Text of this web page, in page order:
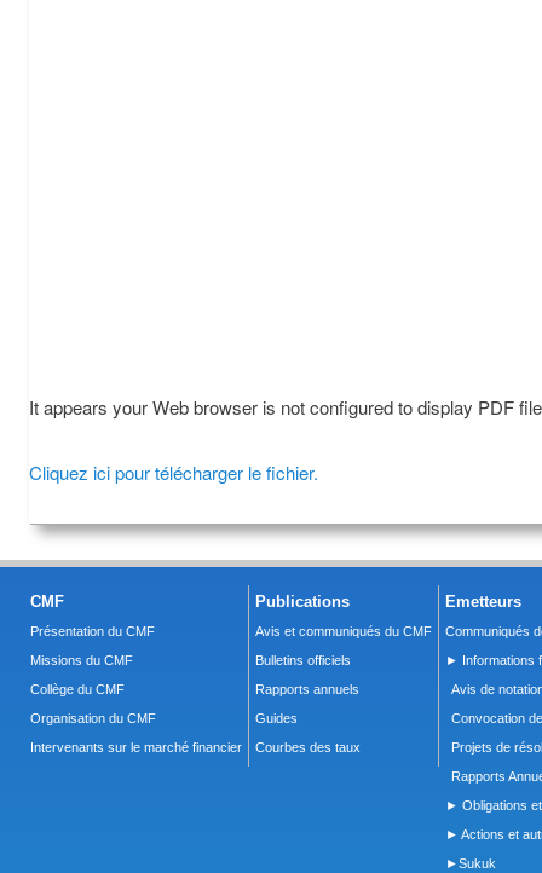
It appears your Web browser is not configured to display PDF
Cliquez ici pour télécharger le fichier.
CMF
Présentation du CMF
Missions du CMF
Collège du CMF
Organisation du CMF
Intervenants sur le marché financier
Publications
Avis et communiqués du CMF
Bulletins officiels
Rapports annuels
Guides
Courbes des taux
Emetteurs
Communiqués
► Informations
Avis de
Convocation
Projets de
Rapports
► Obligations
► Actions et
►Sukuk